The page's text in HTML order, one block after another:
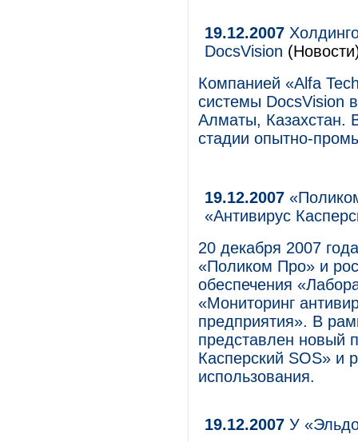
19.12.2007
DocsVision
Компанией «Alfa
системы DocsVision
Алматы, Казахстан.
стадии опытно-
19.12.2007
«Антивирус
20 декабря 2007
«Поликом Про» и
обеспечения
«Мониторинг
предприятия». В
представлен новый
Касперский SOS» и
использования.
19.12.2007 У